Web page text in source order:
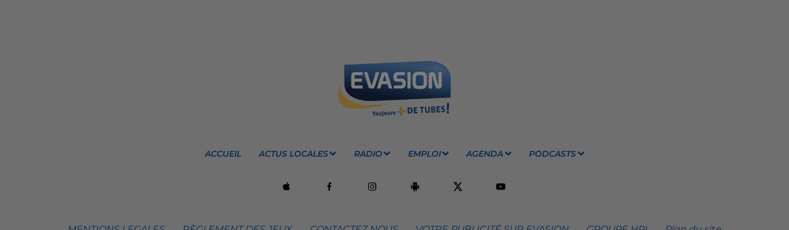
ACCUEIL ACTUS LOCALES RADIO EMPLOI AGENDA PODCASTS